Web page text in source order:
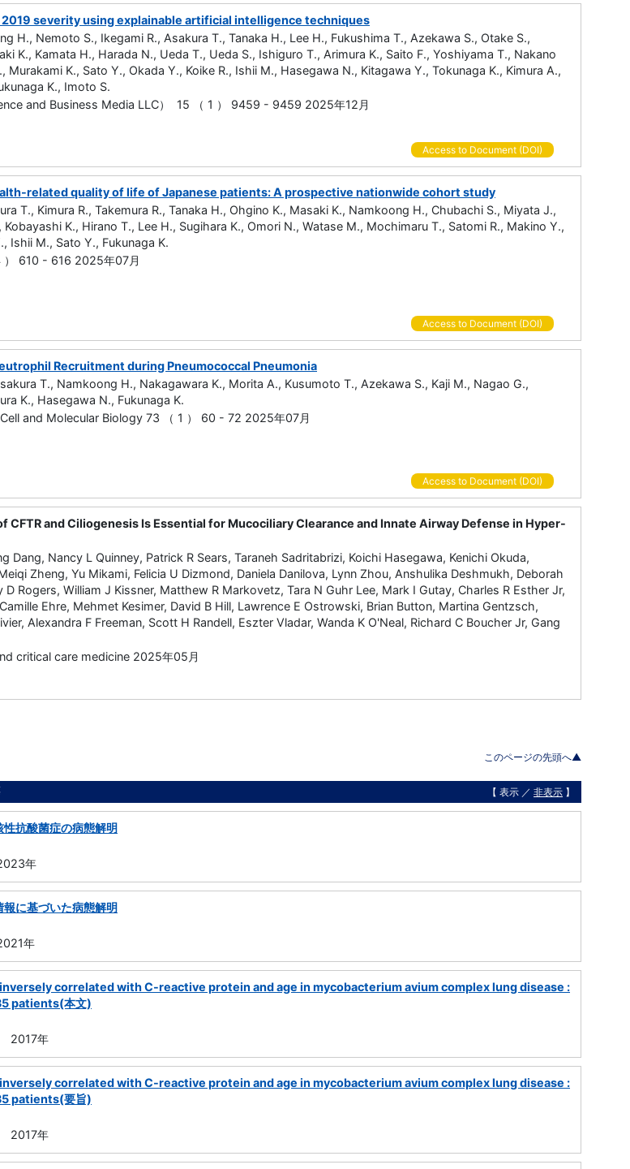
severity using explainable artificial intelligence techniques
H., Nemoto S., Ikegami R., Asakura T., Tanaka H., Lee H., Fukushima T., Azekawa S., Otake S.,
K., Kamata H., Harada N., Ueda T., Ueda S., Ishiguro T., Arimura K., Saito F., Yoshiyama T., Nakano
Murakami K., Sato Y., Okada Y., Koike R., Ishii M., Hasegawa N., Kitagawa Y., Tokunaga K., Kimura A.,
K., Imoto S.
and Business Media LLC） 15 （ 1 ） 9459 - 9459 2025年12月
Access to Document (DOI)
related quality of life of Japanese patients: A prospective nationwide cohort study
T., Kimura R., Takemura R., Tanaka H., Ohgino K., Masaki K., Namkoong H., Chubachi S., Miyata J.,
K., Hirano T., Lee H., Sugihara K., Omori N., Watase M., Mochimaru T., Satomi R., Makino Y.,
Ishii M., Sato Y., Fukunaga K.
610 - 616 2025年07月
Access to Document (DOI)
Recruitment during Pneumococcal Pneumonia
T., Namkoong H., Nakagawara K., Morita A., Kusumoto T., Azekawa S., Kaji M., Nagao G.,
K., Hasegawa N., Fukunaga K.
and Molecular Biology 73 （ 1 ） 60 - 72 2025年07月
Access to Document (DOI)
CFTR and Ciliogenesis Is Essential for Mucociliary Clearance and Innate Airway Defense in Hyper-
Dang, Nancy L Quinney, Patrick R Sears, Taraneh Sadritabrizi, Koichi Hasegawa, Kenichi Okuda,
Zheng, Yu Mikami, Felicia U Dizmond, Daniela Danilova, Lynn Zhou, Anshulika Deshmukh, Deborah
Rogers, William J Kissner, Matthew R Markovetz, Tara N Guhr Lee, Mark I Gutay, Charles R Esther Jr,
Ehre, Mehmet Kesimer, David B Hill, Lawrence E Ostrowski, Brian Button, Martina Gentzsch,
Alexandra F Freeman, Scott H Randell, Eszter Vladar, Wanda K O'Neal, Richard C Boucher Jr, Gang
critical care medicine 2025年05月
このページの先頭へ▲
【 表示 ／ 非表示 】
抗酸菌症の病態解明
年
に基づいた病態解明
年
correlated with C-reactive protein and age in mycobacterium avium complex lung disease :
patients(本文)
2017年
correlated with C-reactive protein and age in mycobacterium avium complex lung disease :
patients(要旨)
2017年